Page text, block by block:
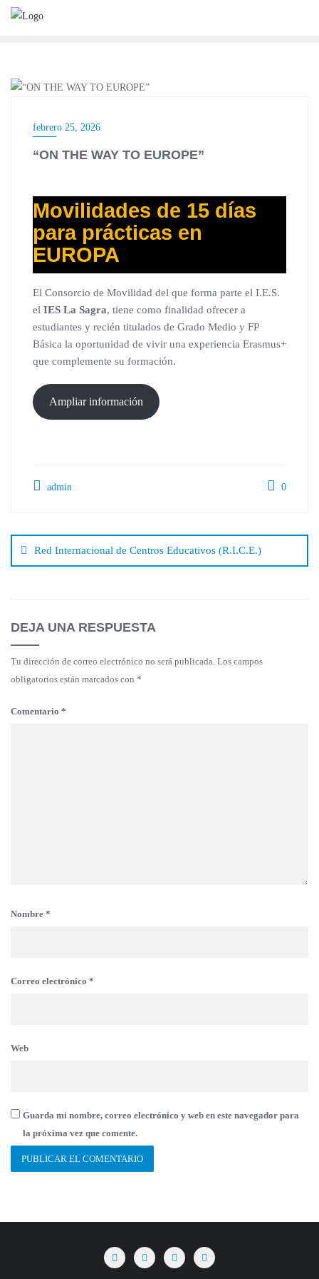
febrero 25, 2026
“ON THE WAY TO EUROPE”
Movilidades de 15 días
para prácticas en
EUROPA
El Consorcio de Movilidad del que forma parte el I.E.S.
el IES La Sagra, tiene como finalidad ofrecer a
estudiantes y recién titulados de Grado Medio y FP
Básica la oportunidad de vivir una experiencia Erasmus+
que complemente su formación.
Ampliar información
admin 0
Red Internacional de Centros Educativos (R.I.C.E.)
DEJA UNA RESPUESTA
Tu dirección de correo electrónico no será publicada. Los campos
obligatorios están marcados con *
Comentario *
Nombre *
Correo electrónico *
Web
Guarda mi nombre, correo electrónico y web en este navegador para
la próxima vez que comente.